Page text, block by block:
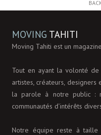
MOVING TAHITI
Moving Tahiti est un
Tout en ayant la volonté
artistes, créateurs, designers
la parole à notre public :
communautés d’intérêts
Notre équipe reste à taille